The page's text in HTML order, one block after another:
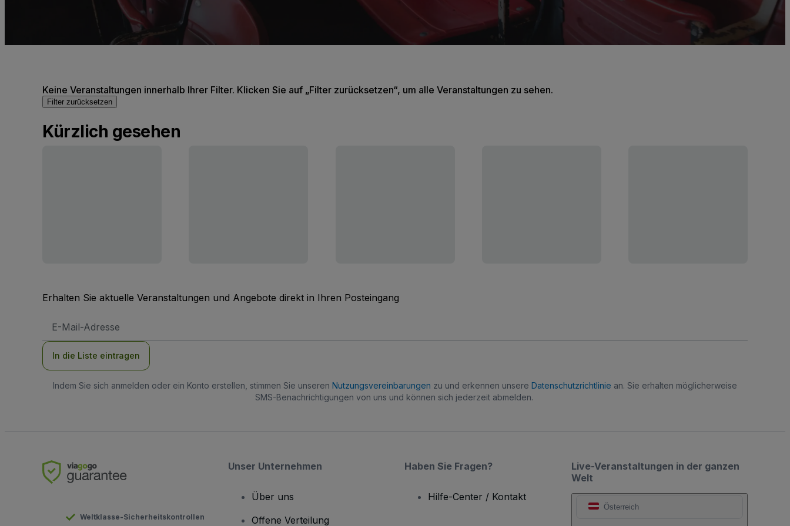
Keine Veranstaltungen innerhalb Ihrer Filter. Klicken Sie auf „Filter zurücksetzen“, um alle Veranstaltungen zu sehen.
Filter zurücksetzen
Kürzlich gesehen
Erhalten Sie aktuelle Veranstaltungen und Angebote direkt in Ihren Posteingang
Mail-
In die Liste eintragen
Indem Sie sich anmelden oder ein Konto erstellen, stimmen Sie unseren Nutzungsvereinbarungen zu und erkennen unsere Datenschutzrichtlinie an. Sie erhalten möglicherweise
SMS-Benachrichtigungen von uns und können sich jederzeit abmelden.
Live-Veranstaltungen in der ganzen
Welt
Österreich
Weltklasse-Sicherheitskontrollen
Unser Unternehmen
Über uns
Offene Verteilung
Haben Sie Fragen?
Hilfe-Center / Kontakt